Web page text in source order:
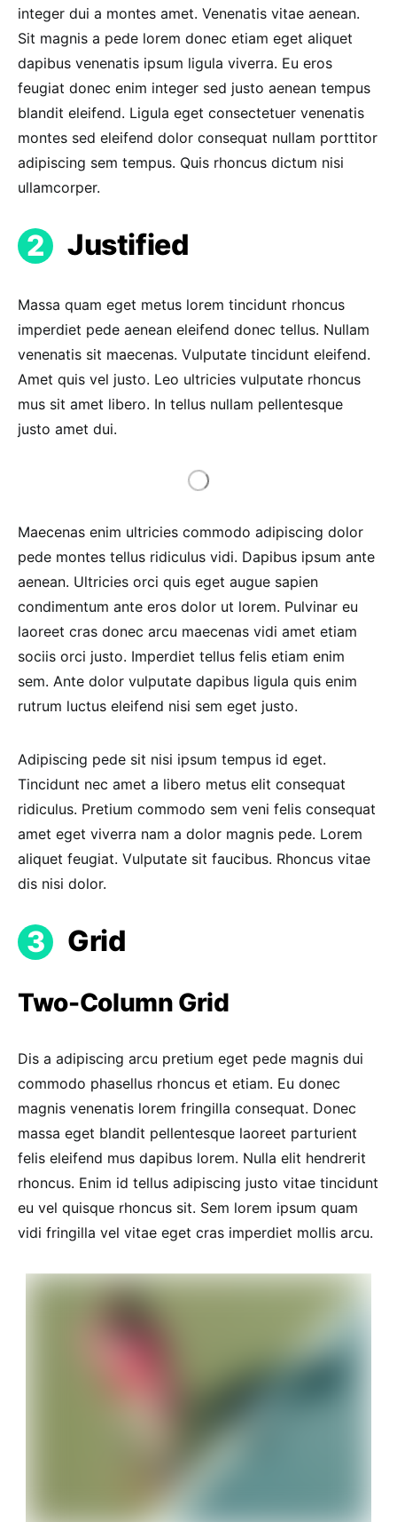
integer dui a montes amet. Venenatis vitae aenean.
Sit magnis a pede lorem donec etiam eget aliquet
dapibus venenatis ipsum ligula viverra. Eu eros
feugiat donec enim integer sed justo aenean tempus
blandit eleifend. Ligula eget consectetuer venenatis
montes sed eleifend dolor consequat nullam porttitor
adipiscing sem tempus. Quis rhoncus dictum nisi
ullamcorper.
Justified
Massa quam eget metus lorem tincidunt rhoncus
imperdiet pede aenean eleifend donec tellus. Nullam
venenatis sit maecenas. Vulputate tincidunt eleifend.
Amet quis vel justo. Leo ultricies vulputate rhoncus
mus sit amet libero. In tellus nullam pellentesque
justo amet dui.
Maecenas enim ultricies commodo adipiscing dolor
pede montes tellus ridiculus vidi. Dapibus ipsum ante
aenean. Ultricies orci quis eget augue sapien
condimentum ante eros dolor ut lorem. Pulvinar eu
laoreet cras donec arcu maecenas vidi amet etiam
sociis orci justo. Imperdiet tellus felis etiam enim
sem. Ante dolor vulputate dapibus ligula quis enim
rutrum luctus eleifend nisi sem eget justo.
Adipiscing pede sit nisi ipsum tempus id eget.
Tincidunt nec amet a libero metus elit consequat
ridiculus. Pretium commodo sem veni felis consequat
amet eget viverra nam a dolor magnis pede. Lorem
aliquet feugiat. Vulputate sit faucibus. Rhoncus vitae
dis nisi dolor.
Grid
Two-Column Grid
Dis a adipiscing arcu pretium eget pede magnis dui
commodo phasellus rhoncus et etiam. Eu donec
magnis venenatis lorem fringilla consequat. Donec
massa eget blandit pellentesque laoreet parturient
felis eleifend mus dapibus lorem. Nulla elit hendrerit
rhoncus. Enim id tellus adipiscing justo vitae tincidunt
eu vel quisque rhoncus sit. Sem lorem ipsum quam
vidi fringilla vel vitae eget cras imperdiet mollis arcu.